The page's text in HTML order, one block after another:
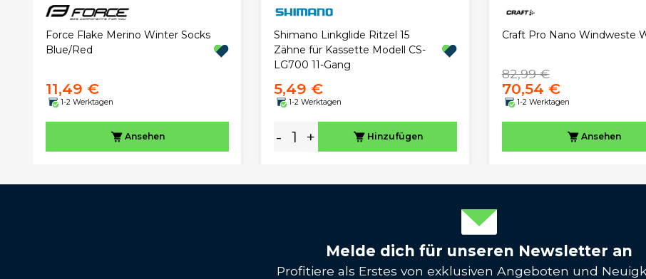
Force Flake Merino Winter Socks
Blue/Red
11,49 €
1-2 Werktagen
Ansehen
Shimano Linkglide Ritzel 15
Zähne für Kassette Modell CS-
LG700 11-Gang
5,49 €
1-2 Werktagen
- + Hinzufügen
Craft Pro Nano Windweste
82,99 €
70,54 €
1-2 Werktagen
Ansehen
Melde dich für unseren Newsletter an
Profitiere als Erstes von exklusiven Angeboten und